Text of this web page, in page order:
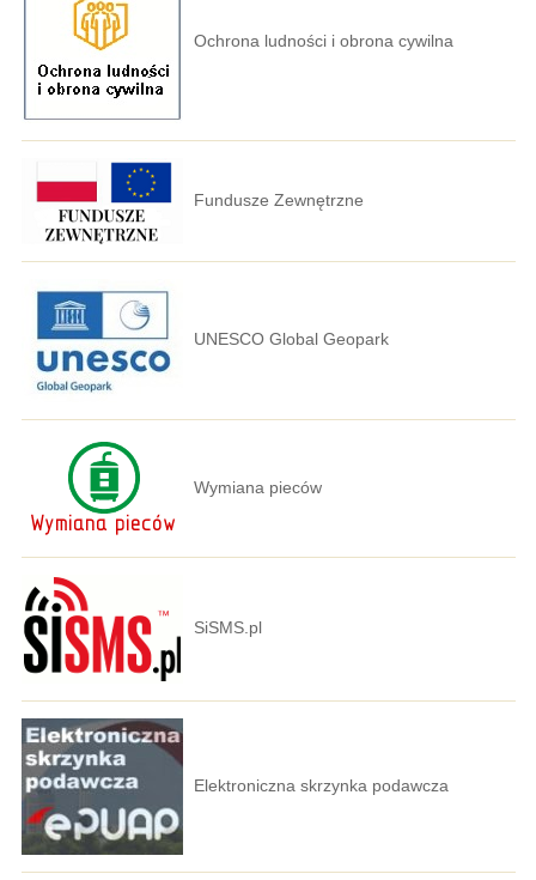
Ochrona ludności i obrona cywilna
Fundusze Zewnętrzne
UNESCO Global Geopark
Wymiana pieców
SiSMS.pl
Elektroniczna skrzynka podawcza